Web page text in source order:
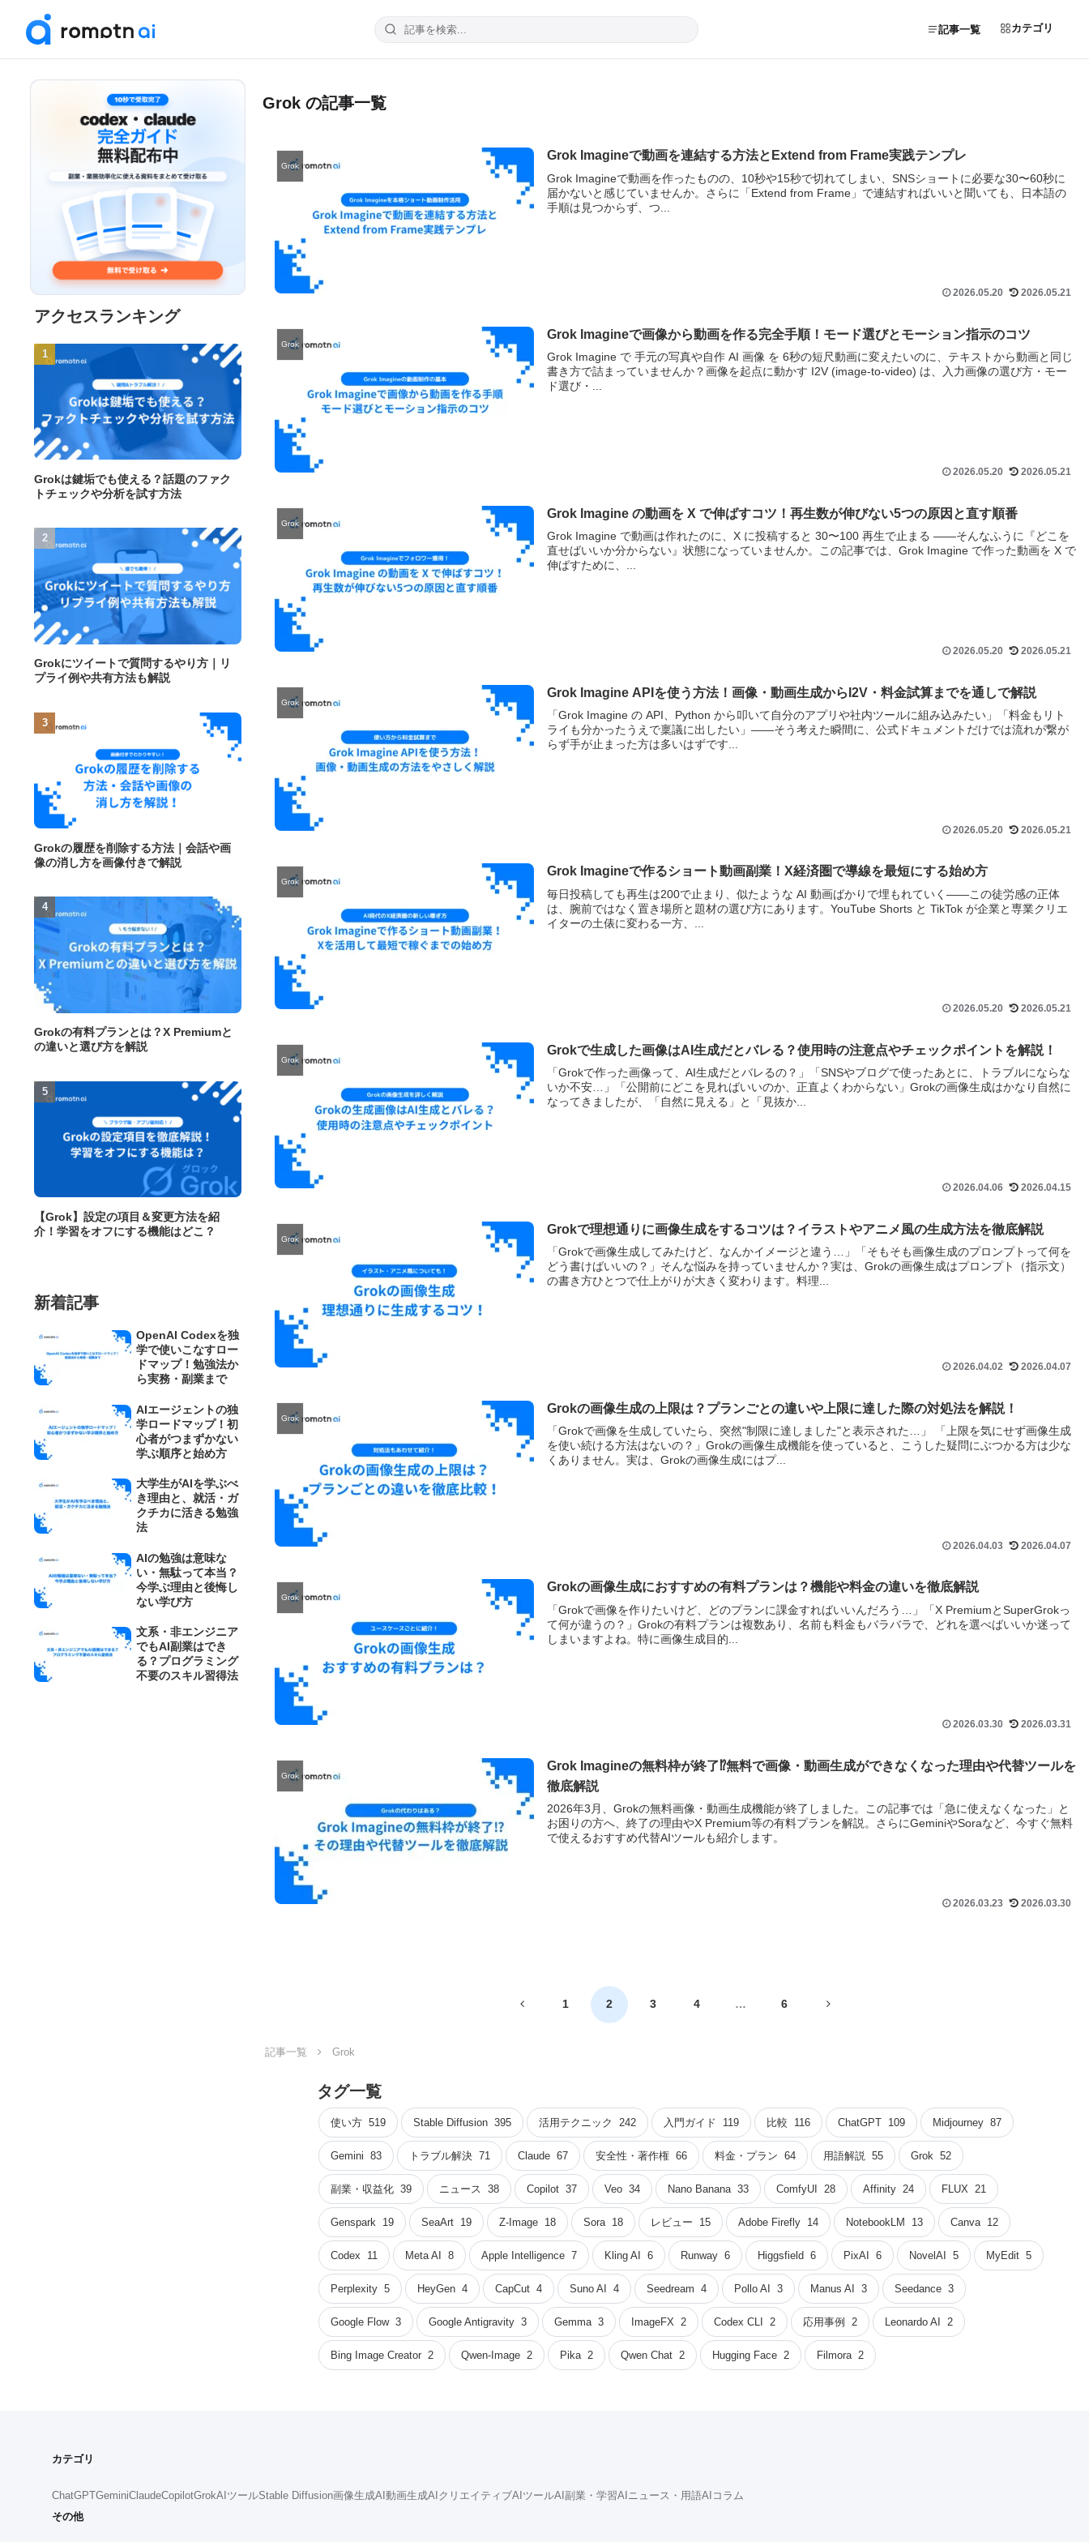
記事一覧 カテゴリ
Grok の記事一覧
Grok
Grok Imagineで動画を連結する方法とExtend from Frame実践テンプレ
Grok Imagineで動画を作ったものの、10秒や15秒で切れてしまい、SNSショートに必要な30〜60秒に
届かないと感じていませんか。さらに「Extend from Frame」で連結すればいいと聞いても、日本語の
手順は見つからず、つ...
2026.05.20 2026.05.21
Grok
Grok Imagineで画像から動画を作る完全手順！モード選びとモーション指示のコツ
Grok Imagine で 手元の写真や自作 AI 画像 を 6秒の短尺動画に変えたいのに、テキストから動画と同じ
書き方で詰まっていませんか？画像を起点に動かす I2V (image-to-video) は、入力画像の選び方・モー
ド選び・...
2026.05.20 2026.05.21
Grok
Grok Imagine の動画を X で伸ばすコツ！再生数が伸びない5つの原因と直す順番
Grok Imagine で動画は作れたのに、X に投稿すると 30〜100 再生で止まる ——そんなふうに『どこを
直せばいいか分からない』状態になっていませんか。この記事では、Grok Imagine で作った動画を X で
伸ばすために、...
2026.05.20 2026.05.21
Grok
Grok Imagine APIを使う方法！画像・動画生成からI2V・料金試算までを通しで解説
「Grok Imagine の API、Python から叩いて自分のアプリや社内ツールに組み込みたい」「料金もリト
ライも分かったうえで稟議に出したい」——そう考えた瞬間に、公式ドキュメントだけでは流れが繋が
らず手が止まった方は多いはずです...
2026.05.20 2026.05.21
Grok
Grok Imagineで作るショート動画副業！X経済圏で導線を最短にする始め方
毎日投稿しても再生は200で止まり、似たような AI 動画ばかりで埋もれていく――この徒労感の正体
は、腕前ではなく置き場所と題材の選び方にあります。YouTube Shorts と TikTok が企業と専業クリエ
イターの土俵に変わる一方、...
2026.05.20 2026.05.21
Grok
Grokで生成した画像はAI生成だとバレる？使用時の注意点やチェックポイントを解説！
「Grokで作った画像って、AI生成だとバレるの？」「SNSやブログで使ったあとに、トラブルにならな
いか不安…」「公開前にどこを見ればいいのか、正直よくわからない」Grokの画像生成はかなり自然に
なってきましたが、「自然に見える」と「見抜か...
2026.04.06 2026.04.15
Grok
Grokで理想通りに画像生成をするコツは？イラストやアニメ風の生成方法を徹底解説
「Grokで画像生成してみたけど、なんかイメージと違う…」「そもそも画像生成のプロンプトって何を
どう書けばいいの？」そんな悩みを持っていませんか？実は、Grokの画像生成はプロンプト（指示文）
の書き方ひとつで仕上がりが大きく変わります。料理...
2026.04.02 2026.04.07
Grok
Grokの画像生成の上限は？プランごとの違いや上限に達した際の対処法を解説！
「Grokで画像を生成していたら、突然"制限に達しました"と表示された…」 「上限を気にせず画像生成
を使い続ける方法はないの？」Grokの画像生成機能を使っていると、こうした疑問にぶつかる方は少な
くありません。実は、Grokの画像生成にはプ...
2026.04.03 2026.04.07
Grok
Grokの画像生成におすすめの有料プランは？機能や料金の違いを徹底解説
「Grokで画像を作りたいけど、どのプランに課金すればいいんだろう…」「X PremiumとSuperGrokっ
て何が違うの？」Grokの有料プランは複数あり、名前も料金もバラバラで、どれを選べばいいか迷って
しまいますよね。特に画像生成目的...
2026.03.30 2026.03.31
Grok
Grok Imagineの無料枠が終了⁉無料で画像・動画生成ができなくなった理由や代替ツールを
徹底解説
2026年3月、Grokの無料画像・動画生成機能が終了しました。この記事では「急に使えなくなった」と
お困りの方へ、終了の理由やX Premium等の有料プランを解説。さらにGeminiやSoraなど、今すぐ無料
で使えるおすすめ代替AIツールも紹介します。
2026.03.23 2026.03.30
前 1 2 3 4 … 6 次
記事一覧 Grok
アクセスランキング
Grokは鍵垢でも使える？話題のファク
トチェックや分析を試す方法
Grokにツイートで質問するやり方｜リ
プライ例や共有方法も解説
Grokの履歴を削除する方法｜会話や画
像の消し方を画像付きで解説
Grokの有料プランとは？X Premiumと
の違いと選び方を解説
【Grok】設定の項目＆変更方法を紹
介！学習をオフにする機能はどこ？
新着記事
OpenAI Codexを独
学で使いこなすロー
ドマップ！勉強法か
ら実務・副業まで
AIエージェントの独
学ロードマップ！初
心者がつまずかない
学ぶ順序と始め方
大学生がAIを学ぶべ
き理由と、就活・ガ
クチカに活きる勉強
法
AIの勉強は意味な
い・無駄って本当？
今学ぶ理由と後悔し
ない学び方
文系・非エンジニア
でもAI副業はでき
る？プログラミング
不要のスキル習得法
タグ一覧
使い方 519 Stable Diffusion 395 活用テクニック 242 入門ガイド 119 比較 116 ChatGPT 109 Midjourney 87
Gemini 83 トラブル解決 71 Claude 67 安全性・著作権 66 料金・プラン 64 用語解説 55 Grok 52
副業・収益化 39 ニュース 38 Copilot 37 Veo 34 Nano Banana 33 ComfyUI 28 Affinity 24 FLUX 21
Genspark 19 SeaArt 19 Z-Image 18 Sora 18 レビュー 15 Adobe Firefly 14 NotebookLM 13 Canva 12
Codex 11 Meta AI 8 Apple Intelligence 7 Kling AI 6 Runway 6 Higgsfield 6 PixAI 6 NovelAI 5 MyEdit 5
Perplexity 5 HeyGen 4 CapCut 4 Suno AI 4 Seedream 4 Pollo AI 3 Manus AI 3 Seedance 3
Google Flow 3 Google Antigravity 3 Gemma 3 ImageFX 2 Codex CLI 2 応用事例 2 Leonardo AI 2
Bing Image Creator 2 Qwen-Image 2 Pika 2 Qwen Chat 2 Hugging Face 2 Filmora 2
カテゴリ
ChatGPTGeminiClaudeCopilotGrokAIツールStable Diffusion画像生成AI動画生成AIクリエイティブAIツールAI副業・学習AIニュース・用語AIコラム
その他